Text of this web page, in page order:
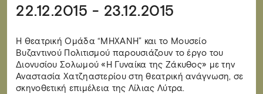
22.12.2015 - 23.12.2015
Η Θεατρική Ομάδα “ΜΗΧΑΝΗ” και το Μουσείο
Βυζαντινού Πολιτισμού παρουσιάζουν το έργο του
Διονυσίου Σολωμού «Η Γυναίκα της Ζάκυθος» με την
Αναστασία Χατζηαστερίου στη θεατρική ανάγνωση, σε
σκηνοθετική επιμέλεια της Λίλιας Λύτρα.